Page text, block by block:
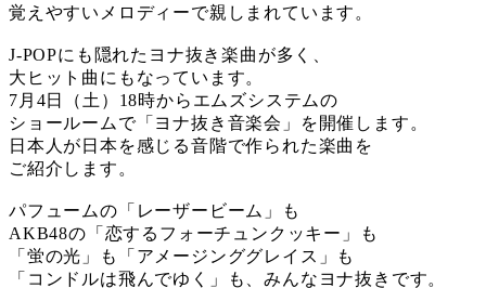
覚えやすいメロディーで親しまれています。
J-POPにも隠れたヨナ抜き楽曲が多く、
大ヒット曲にもなっています。
7月4日（土）18時からエムズシステムの
ショールームで「ヨナ抜き音楽会」を開催します。
日本人が日本を感じる音階で作られた楽曲を
ご紹介します。
パフュームの「レーザービーム」も
AKB48の「恋するフォーチュンクッキー」も
「蛍の光」も「アメージンググレイス」も
「コンドルは飛んでゆく」も、みんなヨナ抜きです。